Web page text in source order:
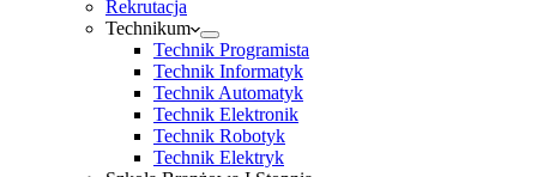
Rekrutacja
Technikum
Technik Programista
Technik Informatyk
Technik Automatyk
Technik Elektronik
Technik Robotyk
Technik Elektryk